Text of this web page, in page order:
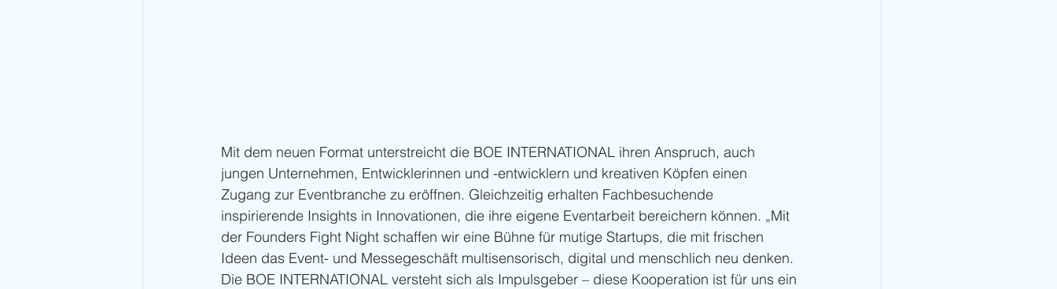
Mit dem neuen Format unterstreicht die BOE INTERNATIONAL ihren Anspruch, auch
jungen Unternehmen, Entwicklerinnen und -entwicklern und kreativen Köpfen einen
Zugang zur Eventbranche zu eröffnen. Gleichzeitig erhalten Fachbesuchende
inspirierende Insights in Innovationen, die ihre eigene Eventarbeit bereichern können. „Mit
der Founders Fight Night schaffen wir eine Bühne für mutige Startups, die mit frischen
Ideen das Event- und Messegeschäft multisensorisch, digital und menschlich neu denken.
Die BOE INTERNATIONAL versteht sich als Impulsgeber – diese Kooperation ist für uns ein